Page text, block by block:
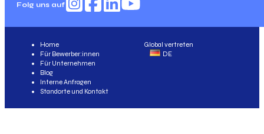
Folg uns auf
Global vertreten
DE
Home
Für Bewerber:innen
Für Unternehmen
Blog
Interne Anfragen
Standorte und Kontakt